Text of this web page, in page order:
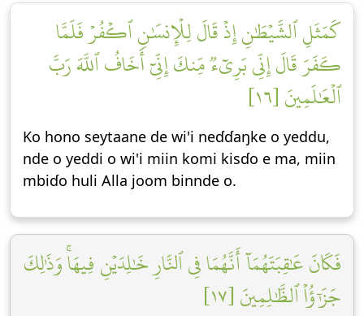
كَمَثَلِ ٱلشَّيۡطَٰنِ إِذۡ قَالَ لِلۡإِنسَٰنِ ٱكۡفُرۡ فَلَمَّا
كَفَرَ قَالَ إِنِّي بَرِيٓءٞ مِّنكَ إِنِّيٓ أَخَافُ ٱللَّهَ رَبَّ
ٱلۡعَٰلَمِينَ [١٦]
Ko hono seytaane de wi'i neɗɗaŋke o yeddu,
nde o yeddi o wi'i miin komi kisɗo e ma, miin
mbiɗo huli Alla joom binnde o.
فَكَانَ عَٰقِبَتَهُمَآ أَنَّهُمَا فِي ٱلنَّارِ خَٰلِدَيۡنِ فِيهَاۚ وَذَٰلِكَ
جَزَٰٓؤُاْ ٱلظَّٰلِمِينَ [١٧]